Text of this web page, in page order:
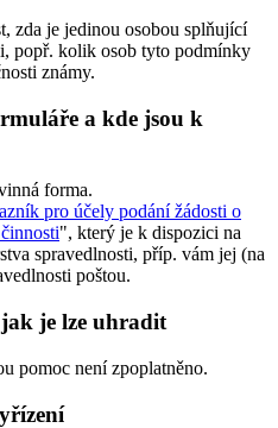
zda je jedinou osobou splňující
popř. kolik osob tyto podmínky
známy.
a kde jsou k
forma.
pro účely podání žádosti o
", který je k dispozici na
spravedlnosti, příp. vám jej (na
poštou.
je lze uhradit
pomoc není zpoplatněno.